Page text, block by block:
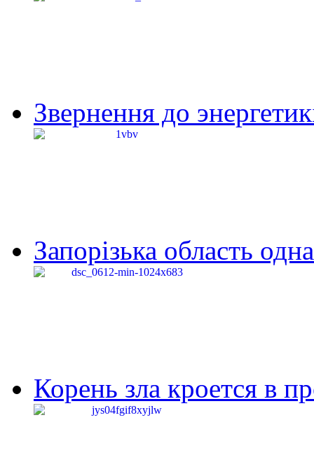
Звернення до
Запорізька область
Корень зла кроется в